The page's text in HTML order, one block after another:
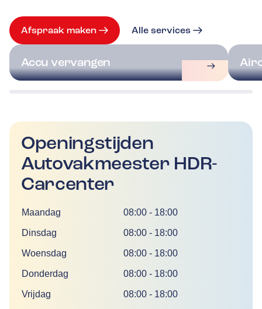
Afspraak maken Alle services
Accu vervangen
Openingstijden
Autovakmeester HDR-
Carcenter
DagTijd
Maandag 08:00 - 18:00
Dinsdag 08:00 - 18:00
Woensdag 08:00 - 18:00
Donderdag 08:00 - 18:00
Vrijdag 08:00 - 18:00